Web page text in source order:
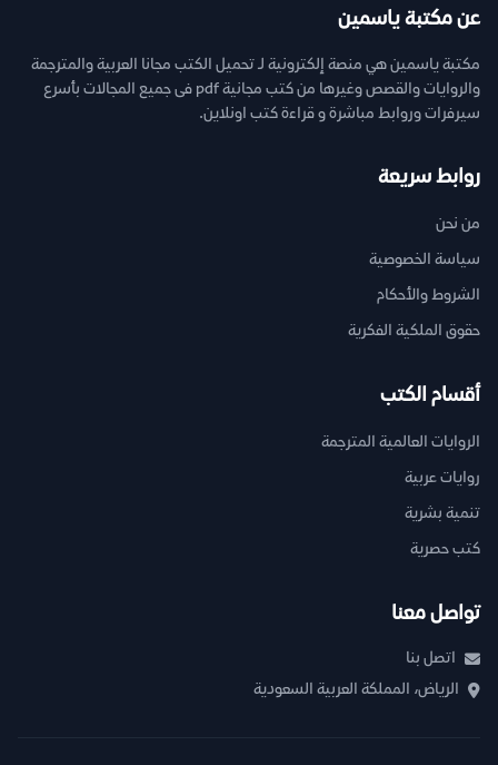
عن مكتبة ياسمين
مكتبة ياسمين هي منصة إلكترونية لـ تحميل الكتب مجانا العربية والمترجمة
والروايات والقصص وغيرها من كتب مجانية pdf فى جميع المجالات بأسرع
سيرفرات وروابط مباشرة و قراءة كتب اونلاين.
روابط سريعة
من نحن
سياسة الخصوصية
الشروط والأحكام
حقوق الملكية الفكرية
أقسام الكتب
الروايات العالمية المترجمة
روايات عربية
تنمية بشرية
كتب حصرية
تواصل معنا
اتصل بنا
الرياض، المملكة العربية السعودية